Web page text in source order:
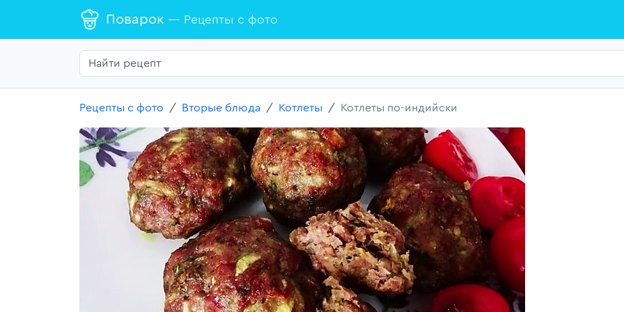
Поварок — Рецепты с фото
Рецепты с фото Вторые блюда Котлеты Котлеты по-индийски